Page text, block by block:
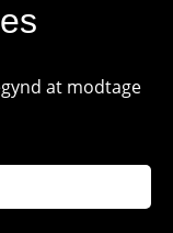
at modtage